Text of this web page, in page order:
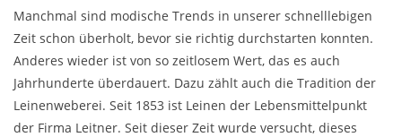
Badezimmer & Sauna
Haus-Bademäntel
Plaids, Decken, Kissen
Manchmal sind modische Trends in unserer schnelllebigen
Zeit schon überholt, bevor sie richtig durchstarten konnten.
Anderes wieder ist von so zeitlosem Wert, das es auch
Jahrhunderte überdauert. Dazu zählt auch die Tradition der
Leinenweberei. Seit 1853 ist Leinen der Lebensmittelpunkt
der Firma Leitner. Seit dieser Zeit wurde versucht, dieses